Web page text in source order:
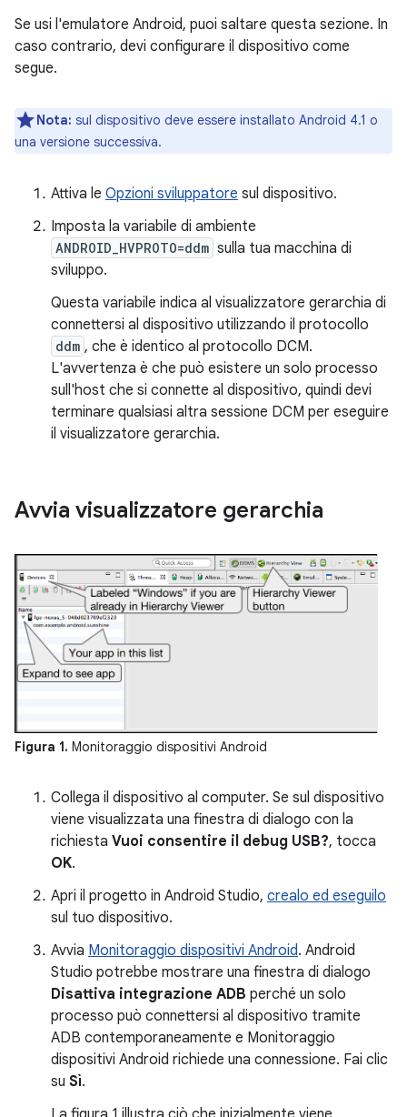
Se usi l'emulatore Android, puoi saltare questa sezione. In
caso contrario, devi configurare il dispositivo come
segue.
Nota: sul dispositivo deve essere installato Android 4.1 o
una versione successiva.
Attiva le Opzioni sviluppatore sul dispositivo.
Imposta la variabile di ambiente
ANDROID_HVPROTO=ddm sulla tua macchina di
sviluppo.
Questa variabile indica al visualizzatore gerarchia di
connettersi al dispositivo utilizzando il protocollo
ddm , che è identico al protocollo DCM.
L'avvertenza è che può esistere un solo processo
sull'host che si connette al dispositivo, quindi devi
terminare qualsiasi altra sessione DCM per eseguire
il visualizzatore gerarchia.
Avvia visualizzatore gerarchia
Figura 1. Monitoraggio dispositivi Android
Collega il dispositivo al computer. Se sul dispositivo
viene visualizzata una finestra di dialogo con la
richiesta Vuoi consentire il debug USB?, tocca
OK.
Apri il progetto in Android Studio, crealo ed eseguilo
sul tuo dispositivo.
Avvia Monitoraggio dispositivi Android. Android
Studio potrebbe mostrare una finestra di dialogo
Disattiva integrazione ADB perché un solo
processo può connettersi al dispositivo tramite
ADB contemporaneamente e Monitoraggio
dispositivi Android richiede una connessione. Fai clic
su Sì.